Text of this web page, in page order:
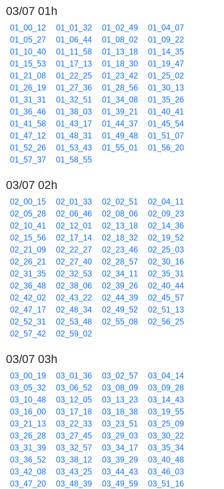
03/07 01h
01_00_12 01_01_32 01_02_49
01_04_07
01_05_27
01_06_44 01_08_02
01_09_22
01_10_40
01_11_58 01_13_18
01_14_35
01_15_53
01_17_13 01_18_30
01_19_47
01_21_08
01_22_25 01_23_42
01_25_02
01_26_19
01_27_36 01_28_56
01_30_13
01_31_31
01_32_51 01_34_08
01_35_26
01_36_46
01_38_03 01_39_21
01_40_41
01_41_58
01_43_17 01_44_37
01_45_54
01_47_12
01_48_31 01_49_48
01_51_07
01_52_26
01_53_43 01_55_01
01_56_20
01_57_37
01_58_55
03/07 02h
02_00_15 02_01_33 02_02_51
02_04_11
02_05_28
02_06_46 02_08_06
02_09_23
02_10_41
02_12_01 02_13_18
02_14_36
02_15_56
02_17_14 02_18_32
02_19_52
02_21_09
02_22_27 02_23_46
02_25_03
02_26_21
02_27_40 02_28_57
02_30_16
02_31_35
02_32_53 02_34_11
02_35_31
02_36_48
02_38_06 02_39_26
02_40_44
02_42_02
02_43_22 02_44_39
02_45_57
02_47_17
02_48_34 02_49_52
02_51_13
02_52_31
02_53_48 02_55_08
02_56_25
02_57_42
02_59_02
03/07 03h
03_00_19 03_01_36 03_02_57
03_04_14
03_05_32
03_06_52 03_08_09
03_09_28
03_10_48
03_12_05 03_13_23
03_14_43
03_16_00
03_17_18 03_18_38
03_19_55
03_21_13
03_22_33 03_23_51
03_25_09
03_26_28
03_27_45 03_29_03
03_30_22
03_31_39
03_32_57 03_34_17
03_35_34
03_36_52
03_38_12 03_39_29
03_40_48
03_42_08
03_43_25 03_44_43
03_46_03
03_47_20
03_48_39 03_49_59
03_51_16